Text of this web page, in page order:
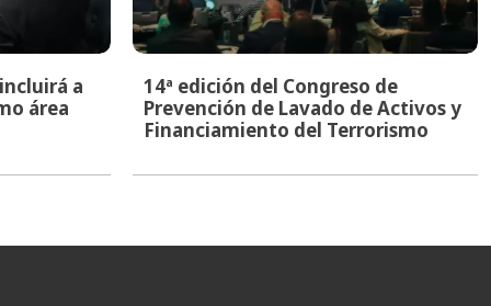
a
área
14ª edición del Congreso de
Prevención de Lavado de Activos y
Financiamiento del Terrorismo